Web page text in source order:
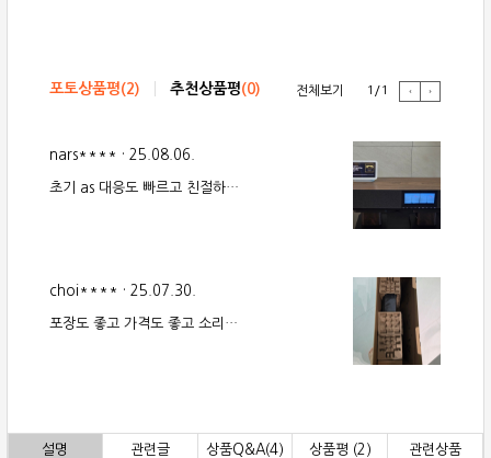
포토상품평(2) 추천상품평(0) 전체보기 1 /1
‹
›
nars**** · 25.08.06.
초기 as 대응도 빠르고 친절하게
choi**** · 25.07.30.
포장도 좋고 가격도 좋고 소리는
설명 관련글 상품Q&A(4) 상품평 (2) 관련상품